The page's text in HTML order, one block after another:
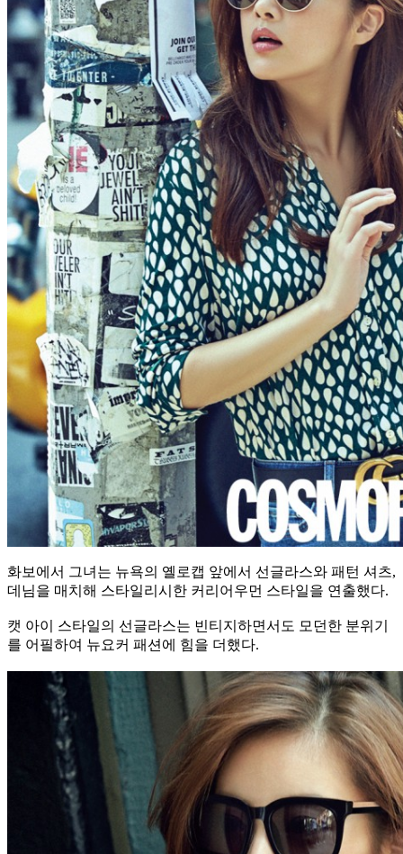
화보에서 그녀는 뉴욕의 옐로캡 앞에서 선글라스와 패턴 셔츠,
데님을 매치해 스타일리시한 커리어우먼 스타일을 연출했다.
캣 아이 스타일의 선글라스는 빈티지하면서도 모던한 분위기
를 어필하여 뉴요커 패션에 힘을 더했다.